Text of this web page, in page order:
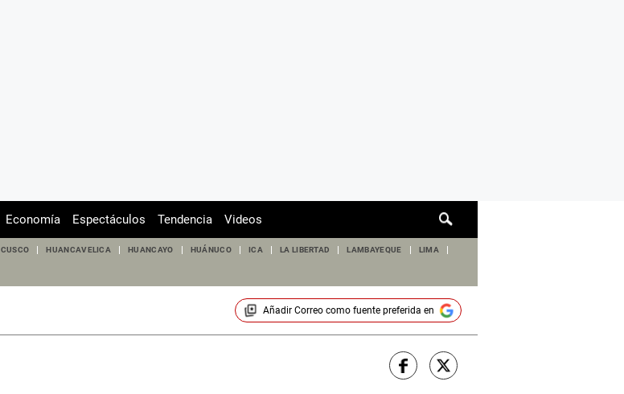
de
Economía Espectáculos Tendencia Videos
CUSCO HUANCAVELICA HUANCAYO HUÁNUCO ICA LA LIBERTAD LAMBAYEQUE LIMA
Añadir Correocomo fuente preferida en